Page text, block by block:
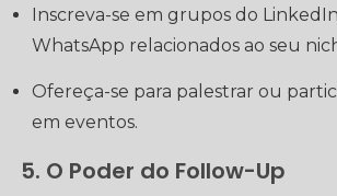
Inscreva-se em grupos do LinkedIn, Telegram e
WhatsApp relacionados ao seu
Ofereça-se para palestrar ou participar de painéis
em eventos.
5. O Poder do Follow-Up